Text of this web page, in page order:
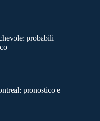
probabili
pronostico e